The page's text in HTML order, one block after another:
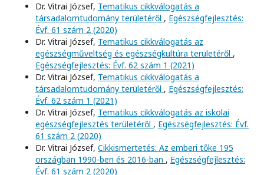
Dr. Vitrai József, Tematikus cikkválogatás a
társadalomtudomány területéről , Egészségfejlesztés:
Évf. 61 szám 2 (2020)
Dr. Vitrai József, Tematikus cikkválogatás az
egészségműveltség és egészségkultúra területéről ,
Egészségfejlesztés: Évf. 62 szám 1 (2021)
Dr. Vitrai József, Tematikus cikkválogatás a
társadalomtudomány területéről , Egészségfejlesztés:
Évf. 62 szám 1 (2021)
Dr. Vitrai József, Tematikus cikkválogatás az iskolai
egészségfejlesztés területéről , Egészségfejlesztés: Évf.
61 szám 2 (2020)
Dr. Vitrai József, Cikkismertetés: Az emberi tőke 195
országban 1990-ben és 2016-ban , Egészségfejlesztés:
Évf. 61 szám 2 (2020)